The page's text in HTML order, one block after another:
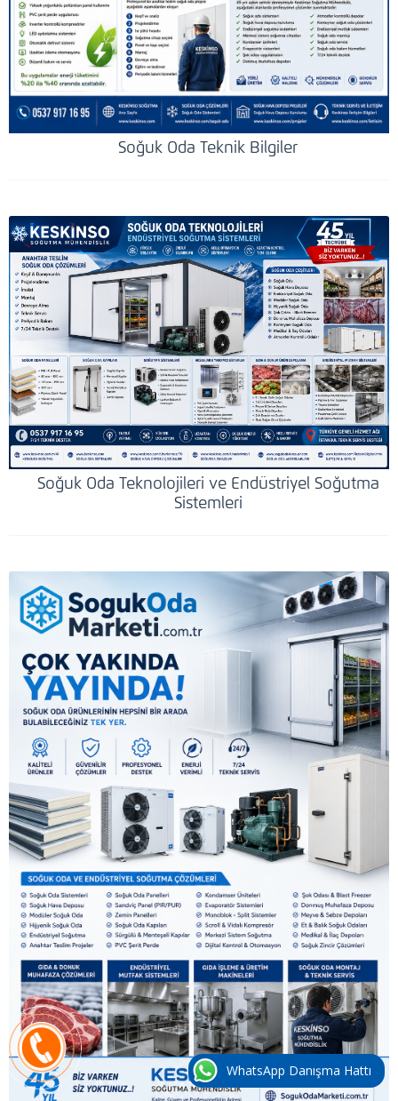
Soğuk Oda Teknik Bilgiler
Soğuk Oda Teknolojileri ve Endüstriyel Soğutma
Sistemleri
WhatsApp Danışma Hattı